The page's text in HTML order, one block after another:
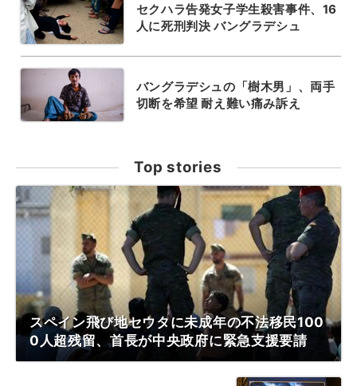
セクハラ告発女子学生殺害事件、16
人に死刑判決 バングラデシュ
バングラデシュの「樹木男」、両手
切断を希望 耐え難い痛み訴え
Top stories
スペイン飛び地セウタに未成年の不法移民100
0人超残留、首長が中央政府に緊急支援要請